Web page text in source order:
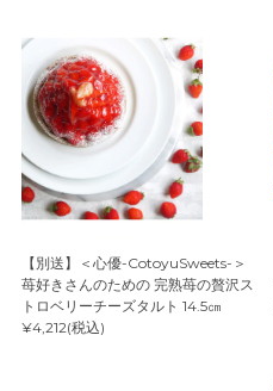
【別送】＜心優-CotoyuSweets-＞
苺好きさんのための 完熟苺の贅沢ス
トロベリーチーズタルト 14.5㎝
¥4,212(税込)